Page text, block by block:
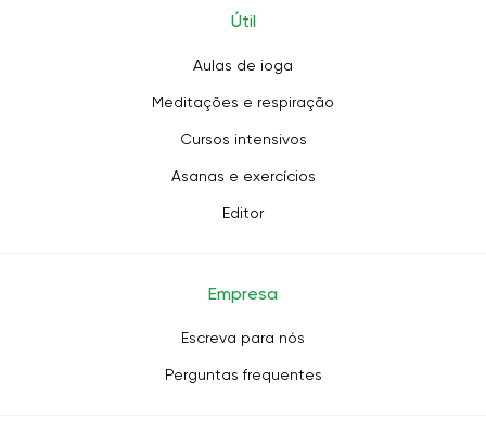
Útil
Aulas de ioga
Meditações e respiração
Cursos intensivos
Asanas e exercícios
Editor
Empresa
Escreva para nós
Perguntas frequentes